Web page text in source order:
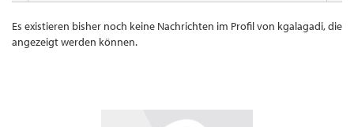
Es existieren bisher noch keine Nachrichten im Profil von kgalagadi, die
angezeigt werden können.